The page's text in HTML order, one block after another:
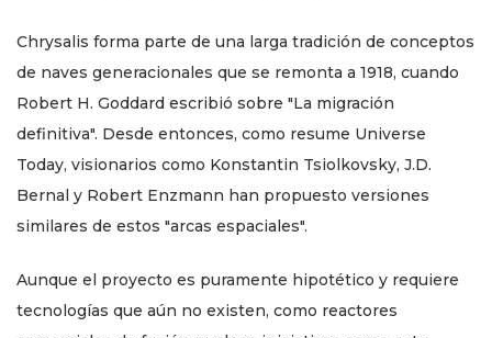
Chrysalis forma parte de una larga tradición de conceptos
de naves generacionales que se remonta a 1918, cuando
Robert H. Goddard escribió sobre "La migración
definitiva". Desde entonces, como resume Universe
Today, visionarios como Konstantin Tsiolkovsky, J.D.
Bernal y Robert Enzmann han propuesto versiones
similares de estos "arcas espaciales".
Aunque el proyecto es puramente hipotético y requiere
tecnologías que aún no existen, como reactores